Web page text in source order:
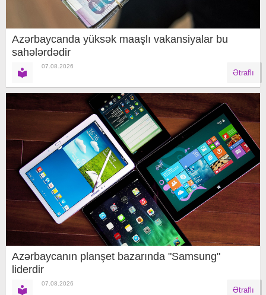
Azərbaycanda yüksək maaşlı vakansiyalar bu
sahələrdədir
07.08.2026
Ətraflı
Azərbaycanın planşet bazarında "Samsung"
liderdir
07.08.2026
Ətraflı